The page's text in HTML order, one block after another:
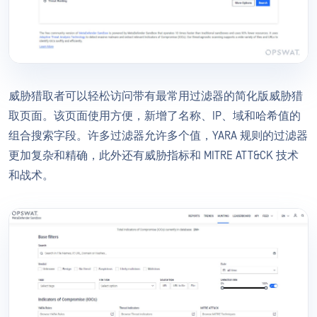
威胁猎取者可以轻松访问带有最常用过滤器的简化版威胁猎
取页面。该页面使用方便，新增了名称、IP、域和哈希值的
组合搜索字段。许多过滤器允许多个值，YARA 规则的过滤器
更加复杂和精确，此外还有威胁指标和 MITRE ATT&CK 技术
和战术。